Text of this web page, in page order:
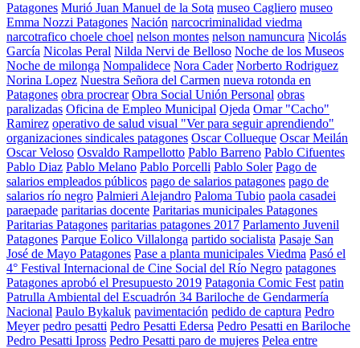
Patagones Murió Juan Manuel de la Sota museo Cagliero museo
Emma Nozzi Patagones Nación narcocriminalidad viedma
narcotrafico choele choel nelson montes nelson namuncura Nicolás
García Nicolas Peral Nilda Nervi de Belloso Noche de los Museos
Noche de milonga Nompalidece Nora Cader Norberto Rodriguez
Norina Lopez Nuestra Señora del Carmen nueva rotonda en
Patagones obra procrear Obra Social Unión Personal obras
paralizadas Oficina de Empleo Municipal Ojeda Omar "Cacho"
Ramirez operativo de salud visual "Ver para seguir aprendiendo"
organizaciones sindicales patagones Oscar Collueque Oscar Meilán
Oscar Veloso Osvaldo Rampellotto Pablo Barreno Pablo Cifuentes
Pablo Diaz Pablo Melano Pablo Porcelli Pablo Soler Pago de
salarios empleados públicos pago de salarios patagones pago de
salarios río negro Palmieri Alejandro Paloma Tubio paola casadei
paraepade paritarias docente Paritarias municipales Patagones
Paritarias Patagones paritarias patagones 2017 Parlamento Juvenil
Patagones Parque Eolico Villalonga partido socialista Pasaje San
José de Mayo Patagones Pase a planta municipales Viedma Pasó el
4° Festival Internacional de Cine Social del Río Negro patagones
Patagones aprobó el Presupuesto 2019 Patagonia Comic Fest patin
Patrulla Ambiental del Escuadrón 34 Bariloche de Gendarmería
Nacional Paulo Bykaluk pavimentación pedido de captura Pedro
Meyer pedro pesatti Pedro Pesatti Edersa Pedro Pesatti en Bariloche
Pedro Pesatti Ipross Pedro Pesatti paro de mujeres Pelea entre